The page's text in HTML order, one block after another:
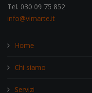
Tel. 030 09 75 852
info@vimarte.it
Home
Chi siamo
Servizi